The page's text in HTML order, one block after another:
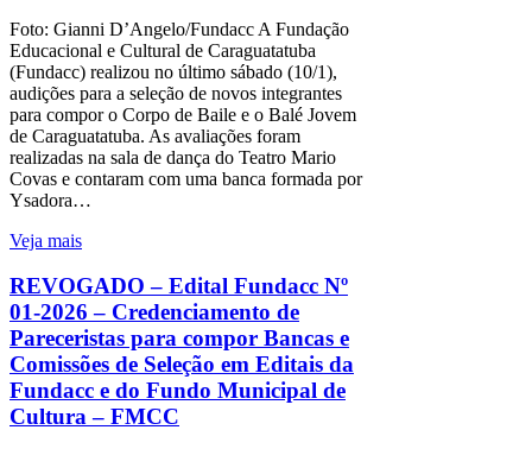
Foto: Gianni D’Angelo/Fundacc A Fundação
Educacional e Cultural de Caraguatatuba
(Fundacc) realizou no último sábado (10/1),
audições para a seleção de novos integrantes
para compor o Corpo de Baile e o Balé Jovem
de Caraguatatuba. As avaliações foram
realizadas na sala de dança do Teatro Mario
Covas e contaram com uma banca formada por
Ysadora…
Veja mais
REVOGADO – Edital Fundacc Nº
01-2026 – Credenciamento de
Pareceristas para compor Bancas e
Comissões de Seleção em Editais da
Fundacc e do Fundo Municipal de
Cultura – FMCC